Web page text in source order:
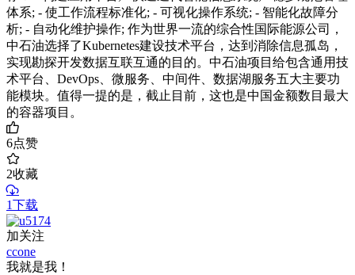
体系; - 使工作流程标准化; - 可视化操作系统; - 智能化故障分
析; - 自动化维护操作; 作为世界一流的综合性国际能源公司，
中石油选择了Kubernetes建设技术平台，达到消除信息孤岛，
实现勘探开发数据互联互通的目的。中石油项目给包含通用技
术平台、DevOps、微服务、中间件、数据湖服务五大主要功
能模块。值得一提的是，截止目前，这也是中国金额数目最大
的容器项目。
6点赞
2收藏
1下载
加关注
ccone
我就是我！